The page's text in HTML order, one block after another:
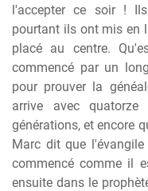
l'accepter ce soir !
pourtant ils ont mis en
placé au centre.
commencé par un
pour prouver la
arrive avec quatorze
générations, et encore
Marc dit que
commencé comme il
ensuite dans le